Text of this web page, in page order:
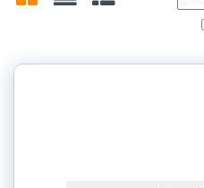
Velikost: